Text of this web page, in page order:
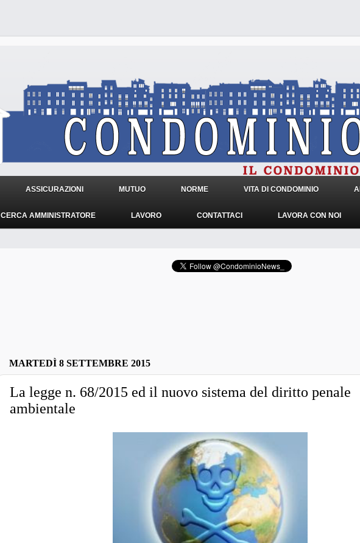
ASSICURAZIONI MUTUO NORME VITA DI CONDOMINIO
CERCA AMMINISTRATORE LAVORO CONTATTACI LAVORA CON NOI
MARTEDÌ 8 SETTEMBRE 2015
La legge n. 68/2015 ed il nuovo sistema del diritto penale
ambientale